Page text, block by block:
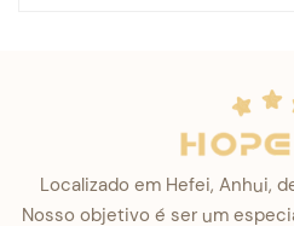
Localizado em Hefei, Anhui,
Nosso objetivo é ser um